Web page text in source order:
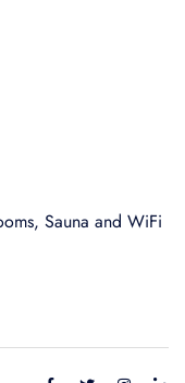
Sauna and WiFi